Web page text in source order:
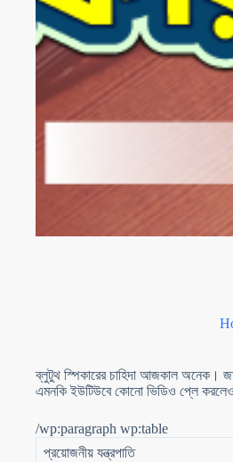
ব্লুটুথ স্পিকারের চাহিদা আজকাল অনেক।
এমনকি ইউটিউবে কোনো ভিডিও প্লে
/wp:paragraph wp:table
প্রয়োজনীয় যন্ত্রপাতি